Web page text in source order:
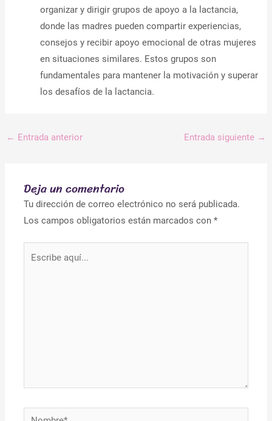
organizar y dirigir grupos de apoyo a la lactancia,
donde las madres pueden compartir experiencias,
consejos y recibir apoyo emocional de otras mujeres
en situaciones similares. Estos grupos son
fundamentales para mantener la motivación y superar
los desafíos de la lactancia.
← Entrada anterior Entrada siguiente →
Deja un comentario
Tu dirección de correo electrónico no será publicada.
Los campos obligatorios están marcados con*
Nombre*